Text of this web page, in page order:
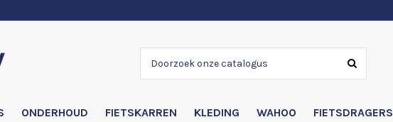
ONDERHOUD FIETSKARREN KLEDING WAHOO FIETSDRAGERS